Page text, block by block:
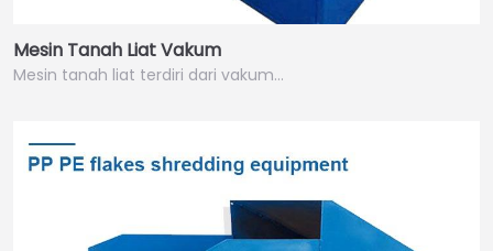
Mesin Tanah Liat Vakum
Mesin tanah liat terdiri dari vakum…